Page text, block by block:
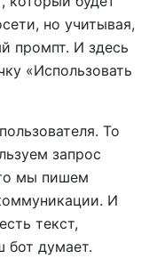
но учитывая,
промпт. И здесь
«Использовать
То
запрос
мы пишем
И
текст,
бот думает.